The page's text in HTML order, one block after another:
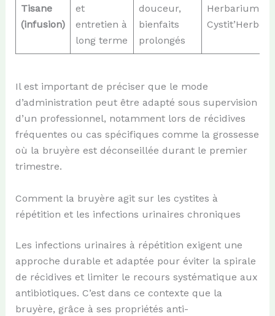
Tisane
(infusion)
et
entretien à
long terme
douceur,
bienfaits
prolongés
Herbarium,
Cystit’Herbes
Il est important de préciser que le mode
d’administration peut être adapté sous supervision
d’un professionnel, notamment lors de récidives
fréquentes ou cas spécifiques comme la grossesse
où la bruyère est déconseillée durant le premier
trimestre.
Comment la bruyère agit sur les cystites à
répétition et les infections urinaires chroniques
Les infections urinaires à répétition exigent une
approche durable et adaptée pour éviter la spirale
de récidives et limiter le recours systématique aux
antibiotiques. C’est dans ce contexte que la
bruyère, grâce à ses propriétés anti-